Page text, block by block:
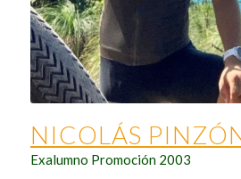
NICOLÁS
Exalumno Promoción 2003